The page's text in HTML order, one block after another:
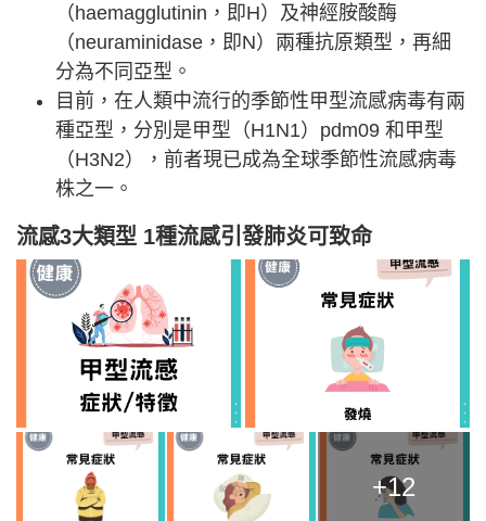
（haemagglutinin，即H）及神經胺酸酶
（neuraminidase，即N）兩種抗原類型，再細
分為不同亞型。
目前，在人類中流行的季節性甲型流感病毒有兩
種亞型，分別是甲型（H1N1）pdm09 和甲型
（H3N2），前者現已成為全球季節性流感病毒
株之一。
流感3大類型 1種流感引發肺炎可致命
+12